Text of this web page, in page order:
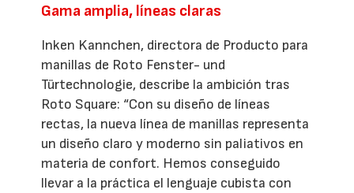
Gama amplia, líneas claras
Inken Kannchen, directora de Producto para
manillas de Roto Fenster- und
Türtechnologie, describe la ambición tras
Roto Square: “Con su diseño de líneas
rectas, la nueva línea de manillas representa
un diseño claro y moderno sin paliativos en
materia de confort. Hemos conseguido
llevar a la práctica el lenguaje cubista con